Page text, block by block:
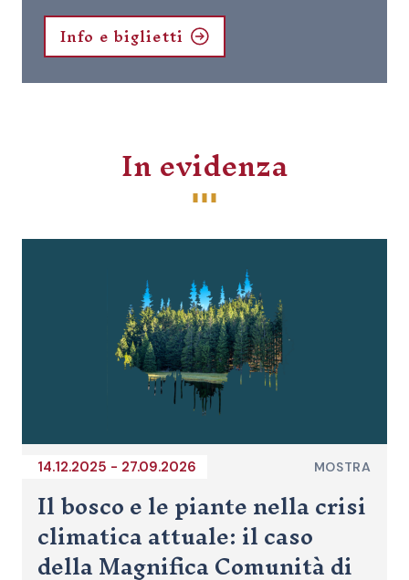
Info e biglietti
In evidenza
14.12.2025 - 27.09.2026 MOSTRA
Domino 3.0: Generated
Living Structure. Dalla ferita
alla forma. Kengo Kuma e